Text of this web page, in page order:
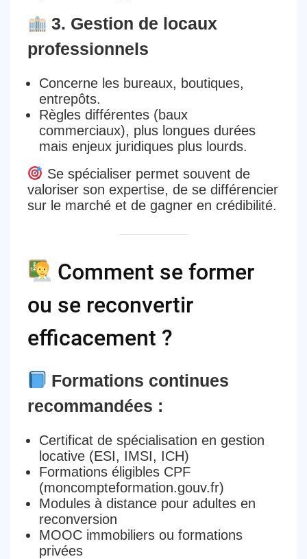
3. Gestion de locaux
professionnels
Concerne les bureaux, boutiques,
entrepôts.
Règles différentes (baux
commerciaux), plus longues durées
mais enjeux juridiques plus lourds.
Se spécialiser permet souvent de
valoriser son expertise, de se différencier
sur le marchéet de gagner en crédibilité.
Comment se former
ou se reconvertir
efficacement ?
Formations continues
recommandées :
Certificat de spécialisation en gestion
locative(ESI, IMSI, ICH)
Formations éligibles CPF
(moncompteformation.gouv.fr)
Modules à distancepour adultes en
reconversion
MOOC immobiliersou formations
privées